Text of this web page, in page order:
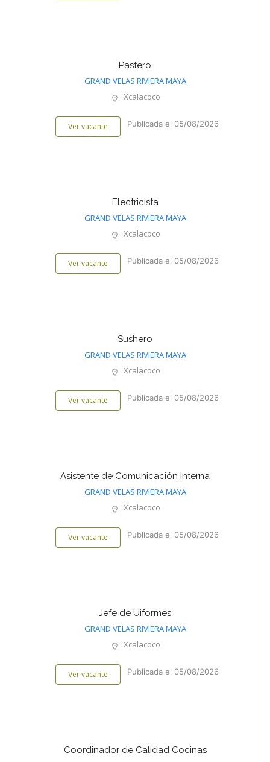
Pastero
GRAND VELAS RIVIERA MAYA
Xcalacoco
Ver vacante Publicada el 05/08/2026
Electricista
GRAND VELAS RIVIERA MAYA
Xcalacoco
Ver vacante Publicada el 05/08/2026
Sushero
GRAND VELAS RIVIERA MAYA
Xcalacoco
Ver vacante Publicada el 05/08/2026
Asistente de Comunicación Interna
GRAND VELAS RIVIERA MAYA
Xcalacoco
Ver vacante Publicada el 05/08/2026
Jefe de Uiformes
GRAND VELAS RIVIERA MAYA
Xcalacoco
Ver vacante Publicada el 05/08/2026
Coordinador de Calidad Cocinas